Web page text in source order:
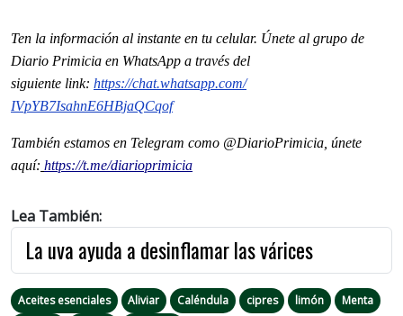
Ten la información al instante en tu celular. Únete al grupo de
Diario Primicia en WhatsApp a través del
siguiente link: https://chat.whatsapp.com/
IVpYB7IsahnE6HBjaQCqof
También estamos en Telegram como @DiarioPrimicia, únete
aquí: https://t.me/diarioprimicia
Lea También:
La uva ayuda a desinflamar las várices
Aceites esenciales Aliviar Caléndula cipres limón
Menta